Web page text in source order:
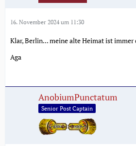
16. November 2024 um 11:30
Klar, Berlin... meine alte Heimat ist immer
Aga
AnobiumPunctatum
Senior Post Captain